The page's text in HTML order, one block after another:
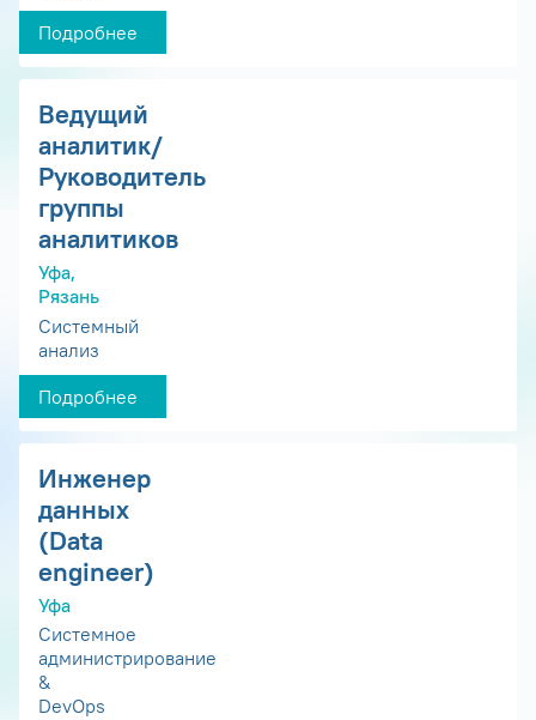
Подробнее
Ведущий
аналитик/
Руководитель
группы
аналитиков
Уфа,
Рязань
Системный
анализ
Подробнее
Инженер
данных
(Data
engineer)
Уфа
Системное
администрирование
&
DevOps